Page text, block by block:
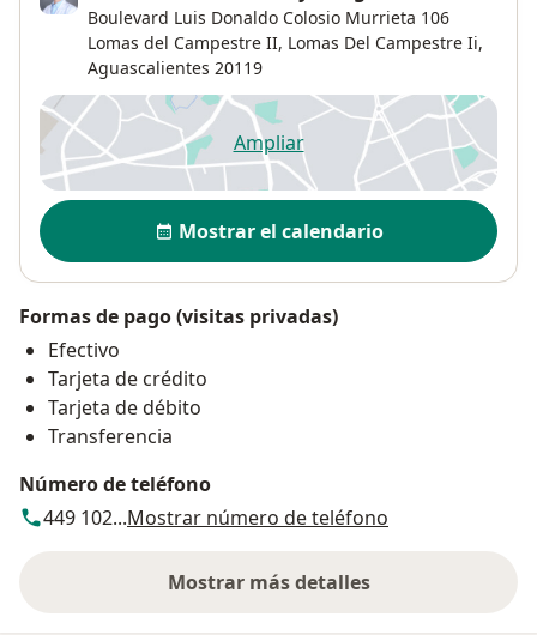
Boulevard Luis Donaldo Colosio Murrieta 106
Lomas del Campestre II, Lomas Del Campestre Ii,
Aguascalientes 20119
Ampliarse abre en una nueva
Disponibilidad
Mostrar el calendario
Formas de pago (visitas privadas)
Efectivo
Tarjeta de crédito
Tarjeta de débito
Transferencia
Número de teléfono
449 102...Mostrar número de teléfono
Mostrar más detalles
sobre la dirección